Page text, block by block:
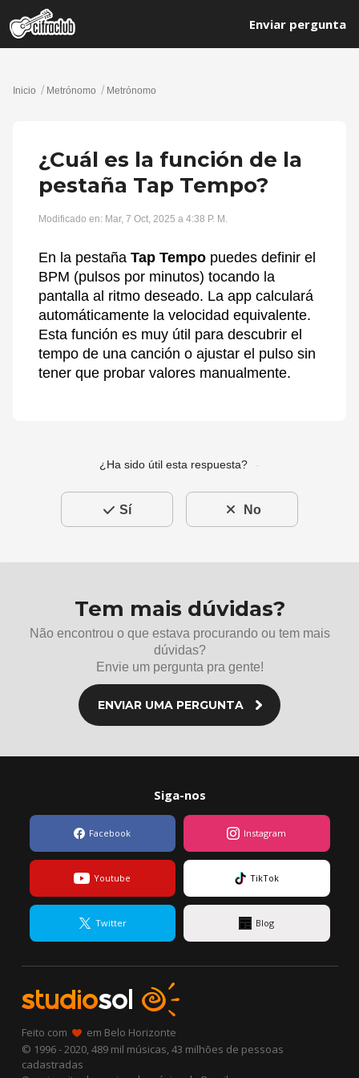
Enviar pergunta
Inicio Metrónomo Metrónomo
¿Cuál es la función de la
pestaña Tap Tempo?
Modificado en: Mar, 7 Oct, 2025 a 4:38 P. M.
En la pestaña Tap Tempo puedes definir el
BPM (pulsos por minutos) tocando la
pantalla al ritmo deseado. La app calculará
automáticamente la velocidad equivalente.
Esta función es muy útil para descubrir el
tempo de una canción o ajustar el pulso sin
tener que probar valores manualmente.
¿Ha sido útil esta respuesta?
Sí No
Tem mais dúvidas?
Não encontrou o que estava procurando ou tem mais
dúvidas?
Envie um pergunta pra gente!
ENVIAR UMA PERGUNTA
Siga-nos
Facebook Instagram
Youtube TikTok
Twitter Blog
Feito com
em Belo Horizonte
© 1996 - 2020, 489 mil músicas, 43 milhões de pessoas
cadastradas